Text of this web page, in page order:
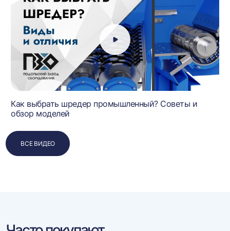
Как выбрать шредер промышленный? Советы и
обзор моделей
ВСЕ ВИДЕО